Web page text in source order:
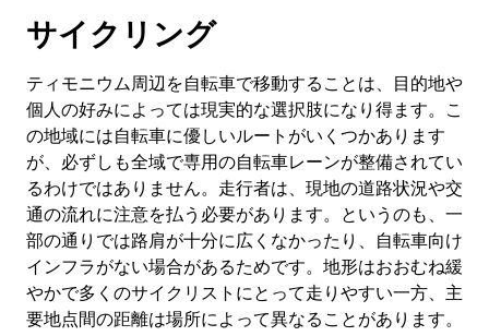
サイクリング
ティモニウム周辺を自転車で移動することは、目的地や
個人の好みによっては現実的な選択肢になり得ます。こ
の地域には自転車に優しいルートがいくつかあります
が、必ずしも全域で専用の自転車レーンが整備されてい
るわけではありません。走行者は、現地の道路状況や交
通の流れに注意を払う必要があります。というのも、一
部の通りでは路肩が十分に広くなかったり、自転車向け
インフラがない場合があるためです。地形はおおむね緩
やかで多くのサイクリストにとって走りやすい一方、主
要地点間の距離は場所によって異なることがあります。